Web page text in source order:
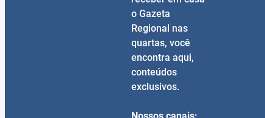
o Gazeta
Regional nas
quartas, você
encontra aqui,
conteúdos
exclusivos.